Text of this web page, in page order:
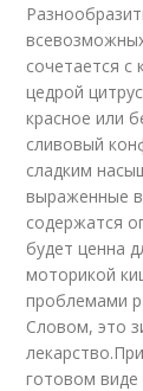
сочетается с
цедрой
красное или
сливовый
сладким
выраженные
содержатся
будет ценна
моторикой
проблемами
Словом, это
готовом виде